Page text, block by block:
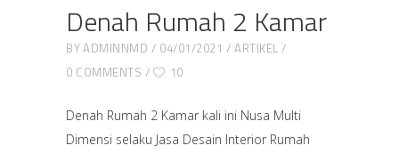
Denah Rumah 2 Kamar
BYADMINNMD 04/01/2021
ARTIKEL
0 COMMENTS
10
Denah Rumah 2 Kamar kali ini Nusa Multi
Dimensi selaku Jasa Desain Interior Rumah